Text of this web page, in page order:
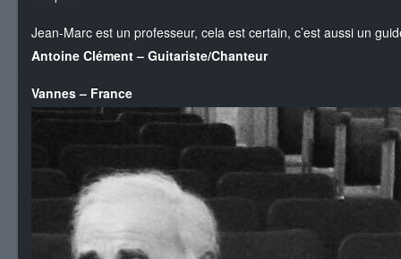
Jean-Marc est un professeur, cela est certain, c’est aussi un
Antoine Clément – Guitariste/Chanteur
Vannes – France